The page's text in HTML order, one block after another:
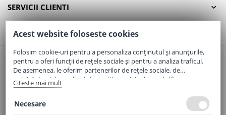
SERVICII CLIENTI
CONTACT
Email:office@elaptepraf.ro
Telefon:0745-964-449
Adresa:Sos. Borsului, Nr. 20, Oradea, Jud. Bihor
Acest website foloseste cookies
Folosim cookie-uri pentru a personaliza conținutul și anunțurile,
pentru a oferi funcții de rețele sociale și pentru a analiza traficul.
De asemenea, le oferim partenerilor de rețele sociale, de
publicitate și de analize informații cu privire la modul în care
folosiți site-ul nostru. Aceștia le pot combina cu alte informații
Citeste mai mult
Necesare